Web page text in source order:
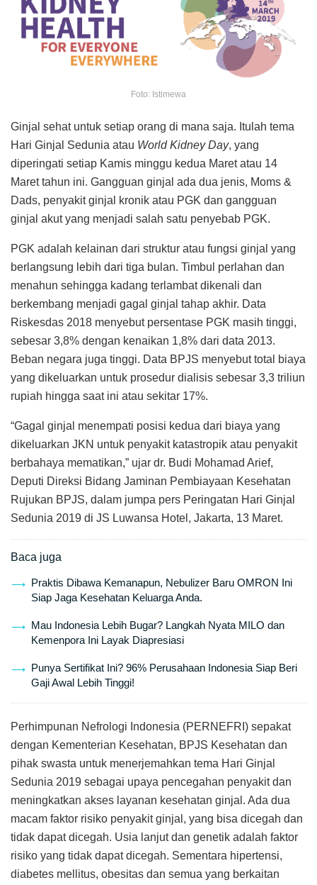
Foto: Istimewa
Ginjal sehat untuk setiap orang di mana saja. Itulah tema
Hari Ginjal Sedunia atau World Kidney Day, yang
diperingati setiap Kamis minggu kedua Maret atau 14
Maret tahun ini. Gangguan ginjal ada dua jenis, Moms &
Dads, penyakit ginjal kronik atau PGK dan gangguan
ginjal akut yang menjadi salah satu penyebab PGK.
PGK adalah kelainan dari struktur atau fungsi ginjal yang
berlangsung lebih dari tiga bulan. Timbul perlahan dan
menahun sehingga kadang terlambat dikenali dan
berkembang menjadi gagal ginjal tahap akhir. Data
Riskesdas 2018 menyebut persentase PGK masih tinggi,
sebesar 3,8% dengan kenaikan 1,8% dari data 2013.
Beban negara juga tinggi. Data BPJS menyebut total biaya
yang dikeluarkan untuk prosedur dialisis sebesar 3,3 triliun
rupiah hingga saat ini atau sekitar 17%.
“Gagal ginjal menempati posisi kedua dari biaya yang
dikeluarkan JKN untuk penyakit katastropik atau penyakit
berbahaya mematikan,” ujar dr. Budi Mohamad Arief,
Deputi Direksi Bidang Jaminan Pembiayaan Kesehatan
Rujukan BPJS, dalam jumpa pers Peringatan Hari Ginjal
Sedunia 2019 di JS Luwansa Hotel, Jakarta, 13 Maret.
Baca juga
Praktis Dibawa Kemanapun, Nebulizer Baru OMRON Ini
Siap Jaga Kesehatan Keluarga Anda.
Mau Indonesia Lebih Bugar? Langkah Nyata MILO dan
Kemenpora Ini Layak Diapresiasi
Punya Sertifikat Ini? 96% Perusahaan Indonesia Siap Beri
Gaji Awal Lebih Tinggi!
Perhimpunan Nefrologi Indonesia (PERNEFRI) sepakat
dengan Kementerian Kesehatan, BPJS Kesehatan dan
pihak swasta untuk menerjemahkan tema Hari Ginjal
Sedunia 2019 sebagai upaya pencegahan penyakit dan
meningkatkan akses layanan kesehatan ginjal. Ada dua
macam faktor risiko penyakit ginjal, yang bisa dicegah dan
tidak dapat dicegah. Usia lanjut dan genetik adalah faktor
risiko yang tidak dapat dicegah. Sementara hipertensi,
diabetes mellitus, obesitas dan semua yang berkaitan